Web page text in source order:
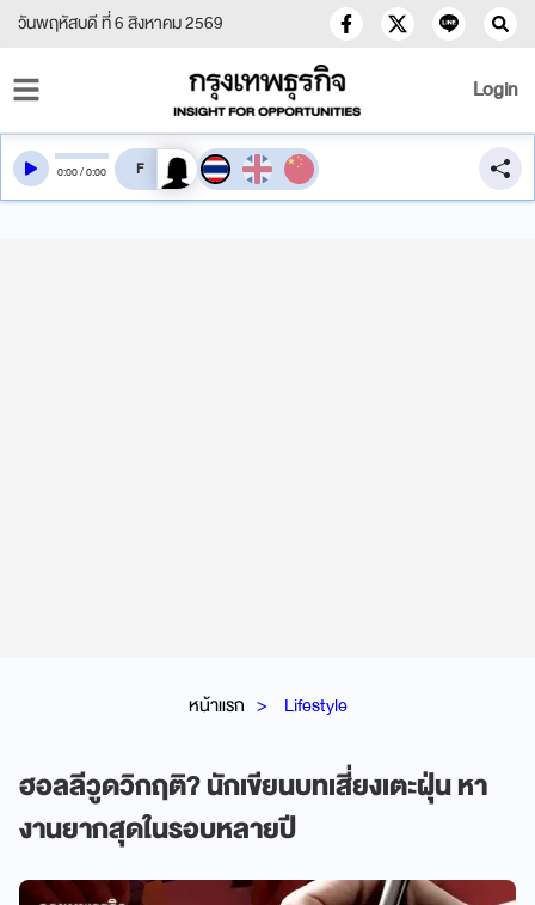
วันพฤหัสบดี ที่ 6 สิงหาคม 2569
Login
หน้าแรก Lifestyle
ฮอลลีวูดวิกฤติ? นักเขียนบทเสี่ยงเตะฝุ่น หา
งานยากสุดในรอบหลายปี
0:00/0:00 สลับเสียงอ่าน